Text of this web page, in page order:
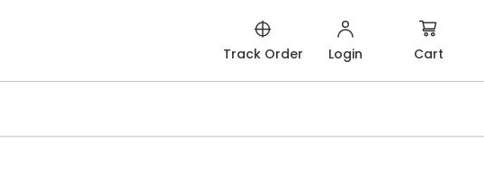
Track Order Login Cart